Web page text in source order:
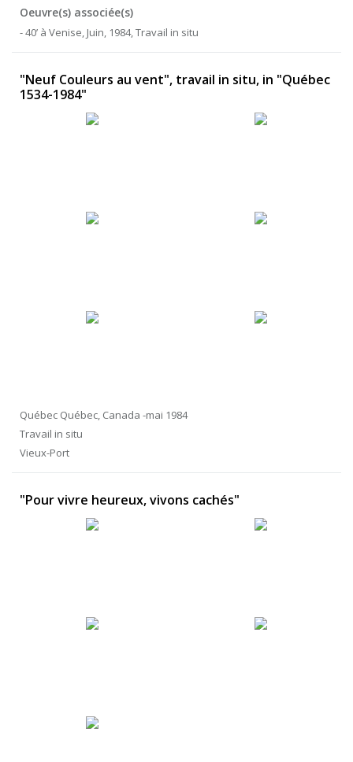
Oeuvre(s) associée(s)
- 40’ à Venise, Juin, 1984, Travail in situ
"Neuf Couleurs au vent", travail in situ, in "Québec
1534-1984"
Québec Québec, Canada -mai 1984
Travail in situ
Vieux-Port
"Pour vivre heureux, vivons cachés"